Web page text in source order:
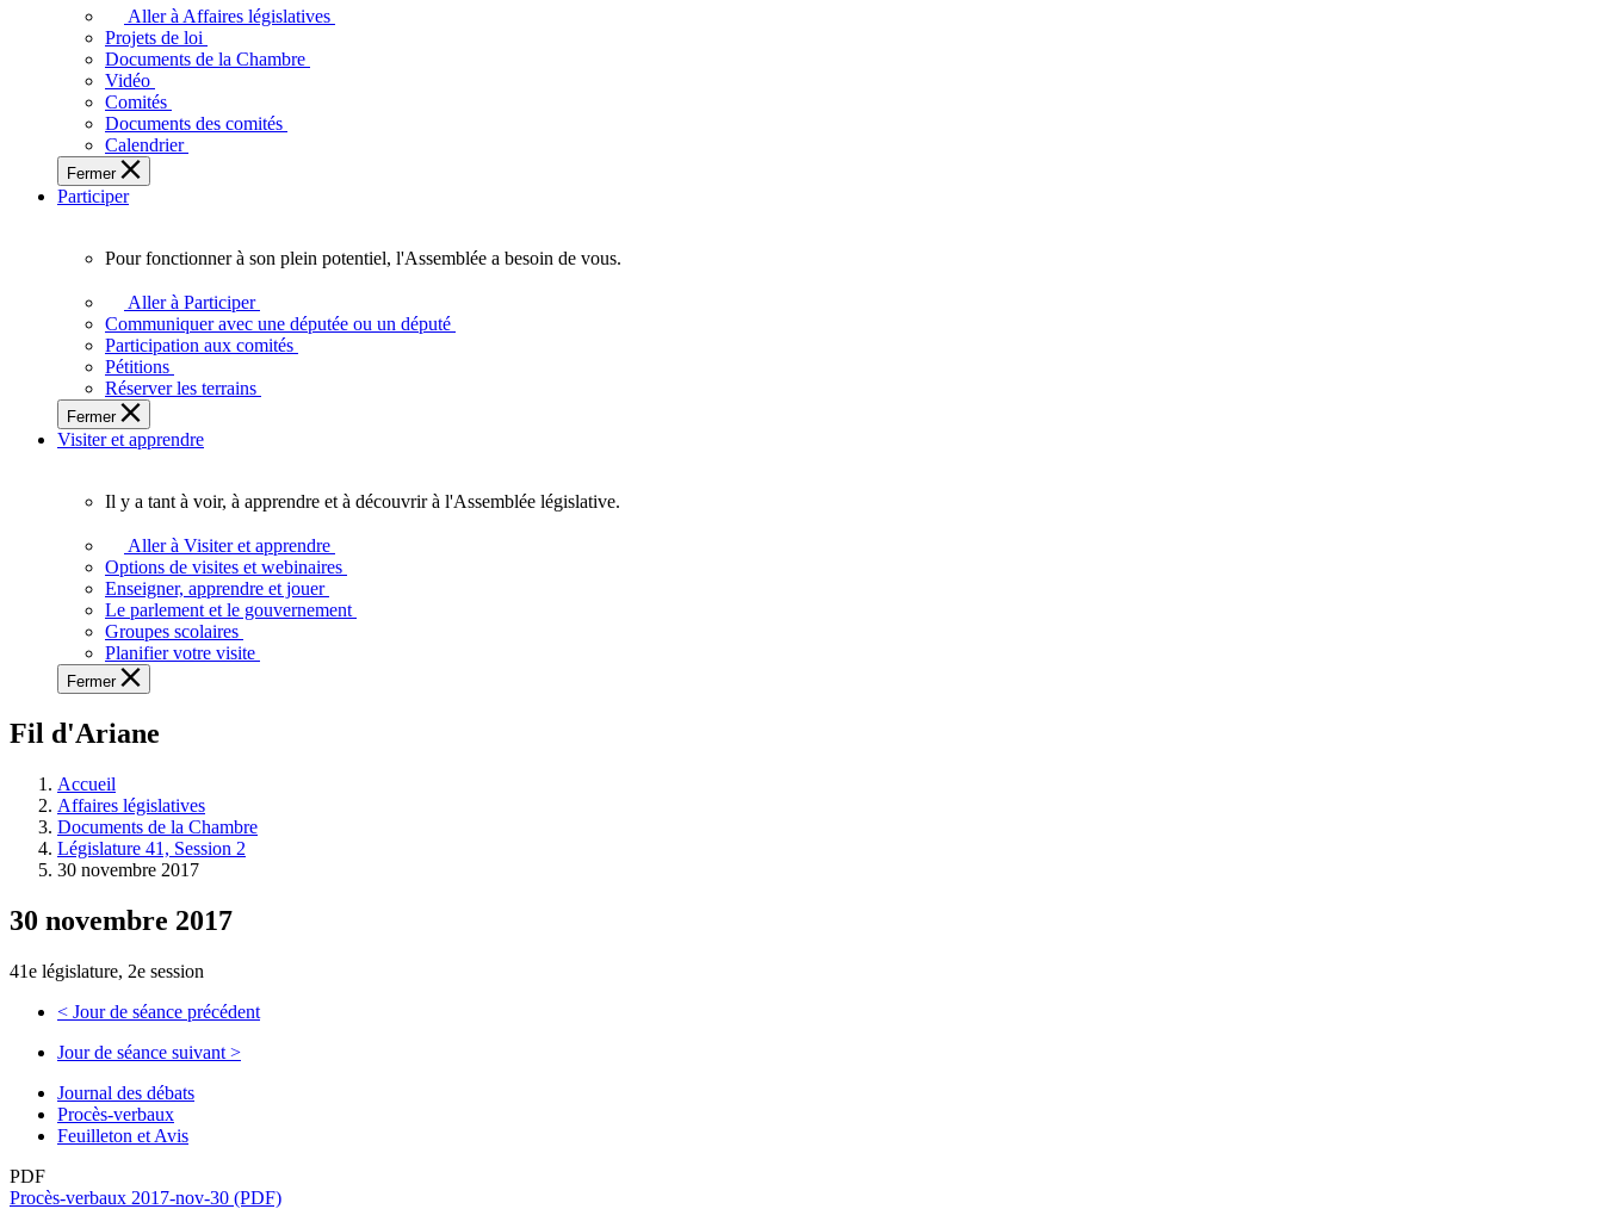
législative
adopte
touchent
vie
des
Ontariennes
Ontariens.
Aller à Affaires législatives
Projets de loi
Documents de la Chambre
Vidéo
Comités
Documents des comités
Calendrier
Fermer
Participer
fonctionner
plein
potentiel,
l'Assemblée
a
besoin
Pour fonctionner à son plein potentiel, l'Assemblée a besoin de vous.
Aller à Participer
Communiquer avec une députée ou un député
Participation aux comités
Pétitions
Réserver les terrains
Fermer
Visiter et apprendre
voir,
apprendre
et
découvrir
l'Assemblée
législative.
Il y a tant à voir, à apprendre et à découvrir à l'Assemblée législative.
Aller à Visiter et apprendre
Options de visites et webinaires
Enseigner, apprendre et jouer
Le parlement et le gouvernement
Groupes scolaires
Planifier votre visite
Fermer
Fil d'Ariane
Accueil
Affaires législatives
Documents de la Chambre
Législature 41, Session 2
30 novembre 2017
30 novembre 2017
41e législature, 2e session
< Jour de séance précédent
Jour de séance suivant >
Journal des débats
Procès-verbaux
Feuilleton et Avis
PDF
Procès-verbaux 2017-nov-30 (PDF)